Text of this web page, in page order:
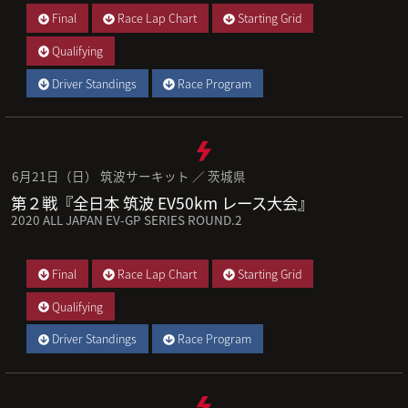
Final Race Lap Chart
Starting Grid
Qualifying
Driver Standings
Race Program
6月21日（日） 筑波サーキット ／ 茨城県
第２戦『全日本 筑波 EV50km レース大会』
2020 ALL JAPAN EV-GP SERIES ROUND.2
Final Race Lap Chart
Starting Grid
Qualifying
Driver Standings
Race Program